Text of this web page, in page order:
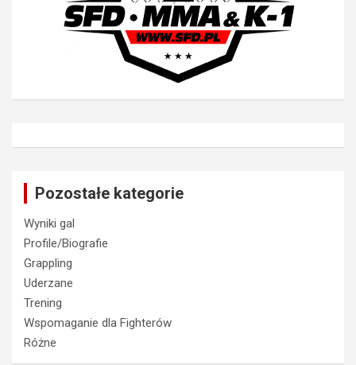
Pozostałe kategorie
Wyniki gal
Profile/Biografie
Grappling
Uderzane
Trening
Wspomaganie dla Fighterów
Różne